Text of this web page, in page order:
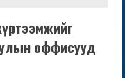
оффисууд